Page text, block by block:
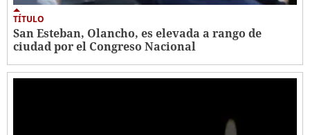
TÍTULO
San Esteban, Olancho, es elevada a rango de
ciudad por el Congreso Nacional